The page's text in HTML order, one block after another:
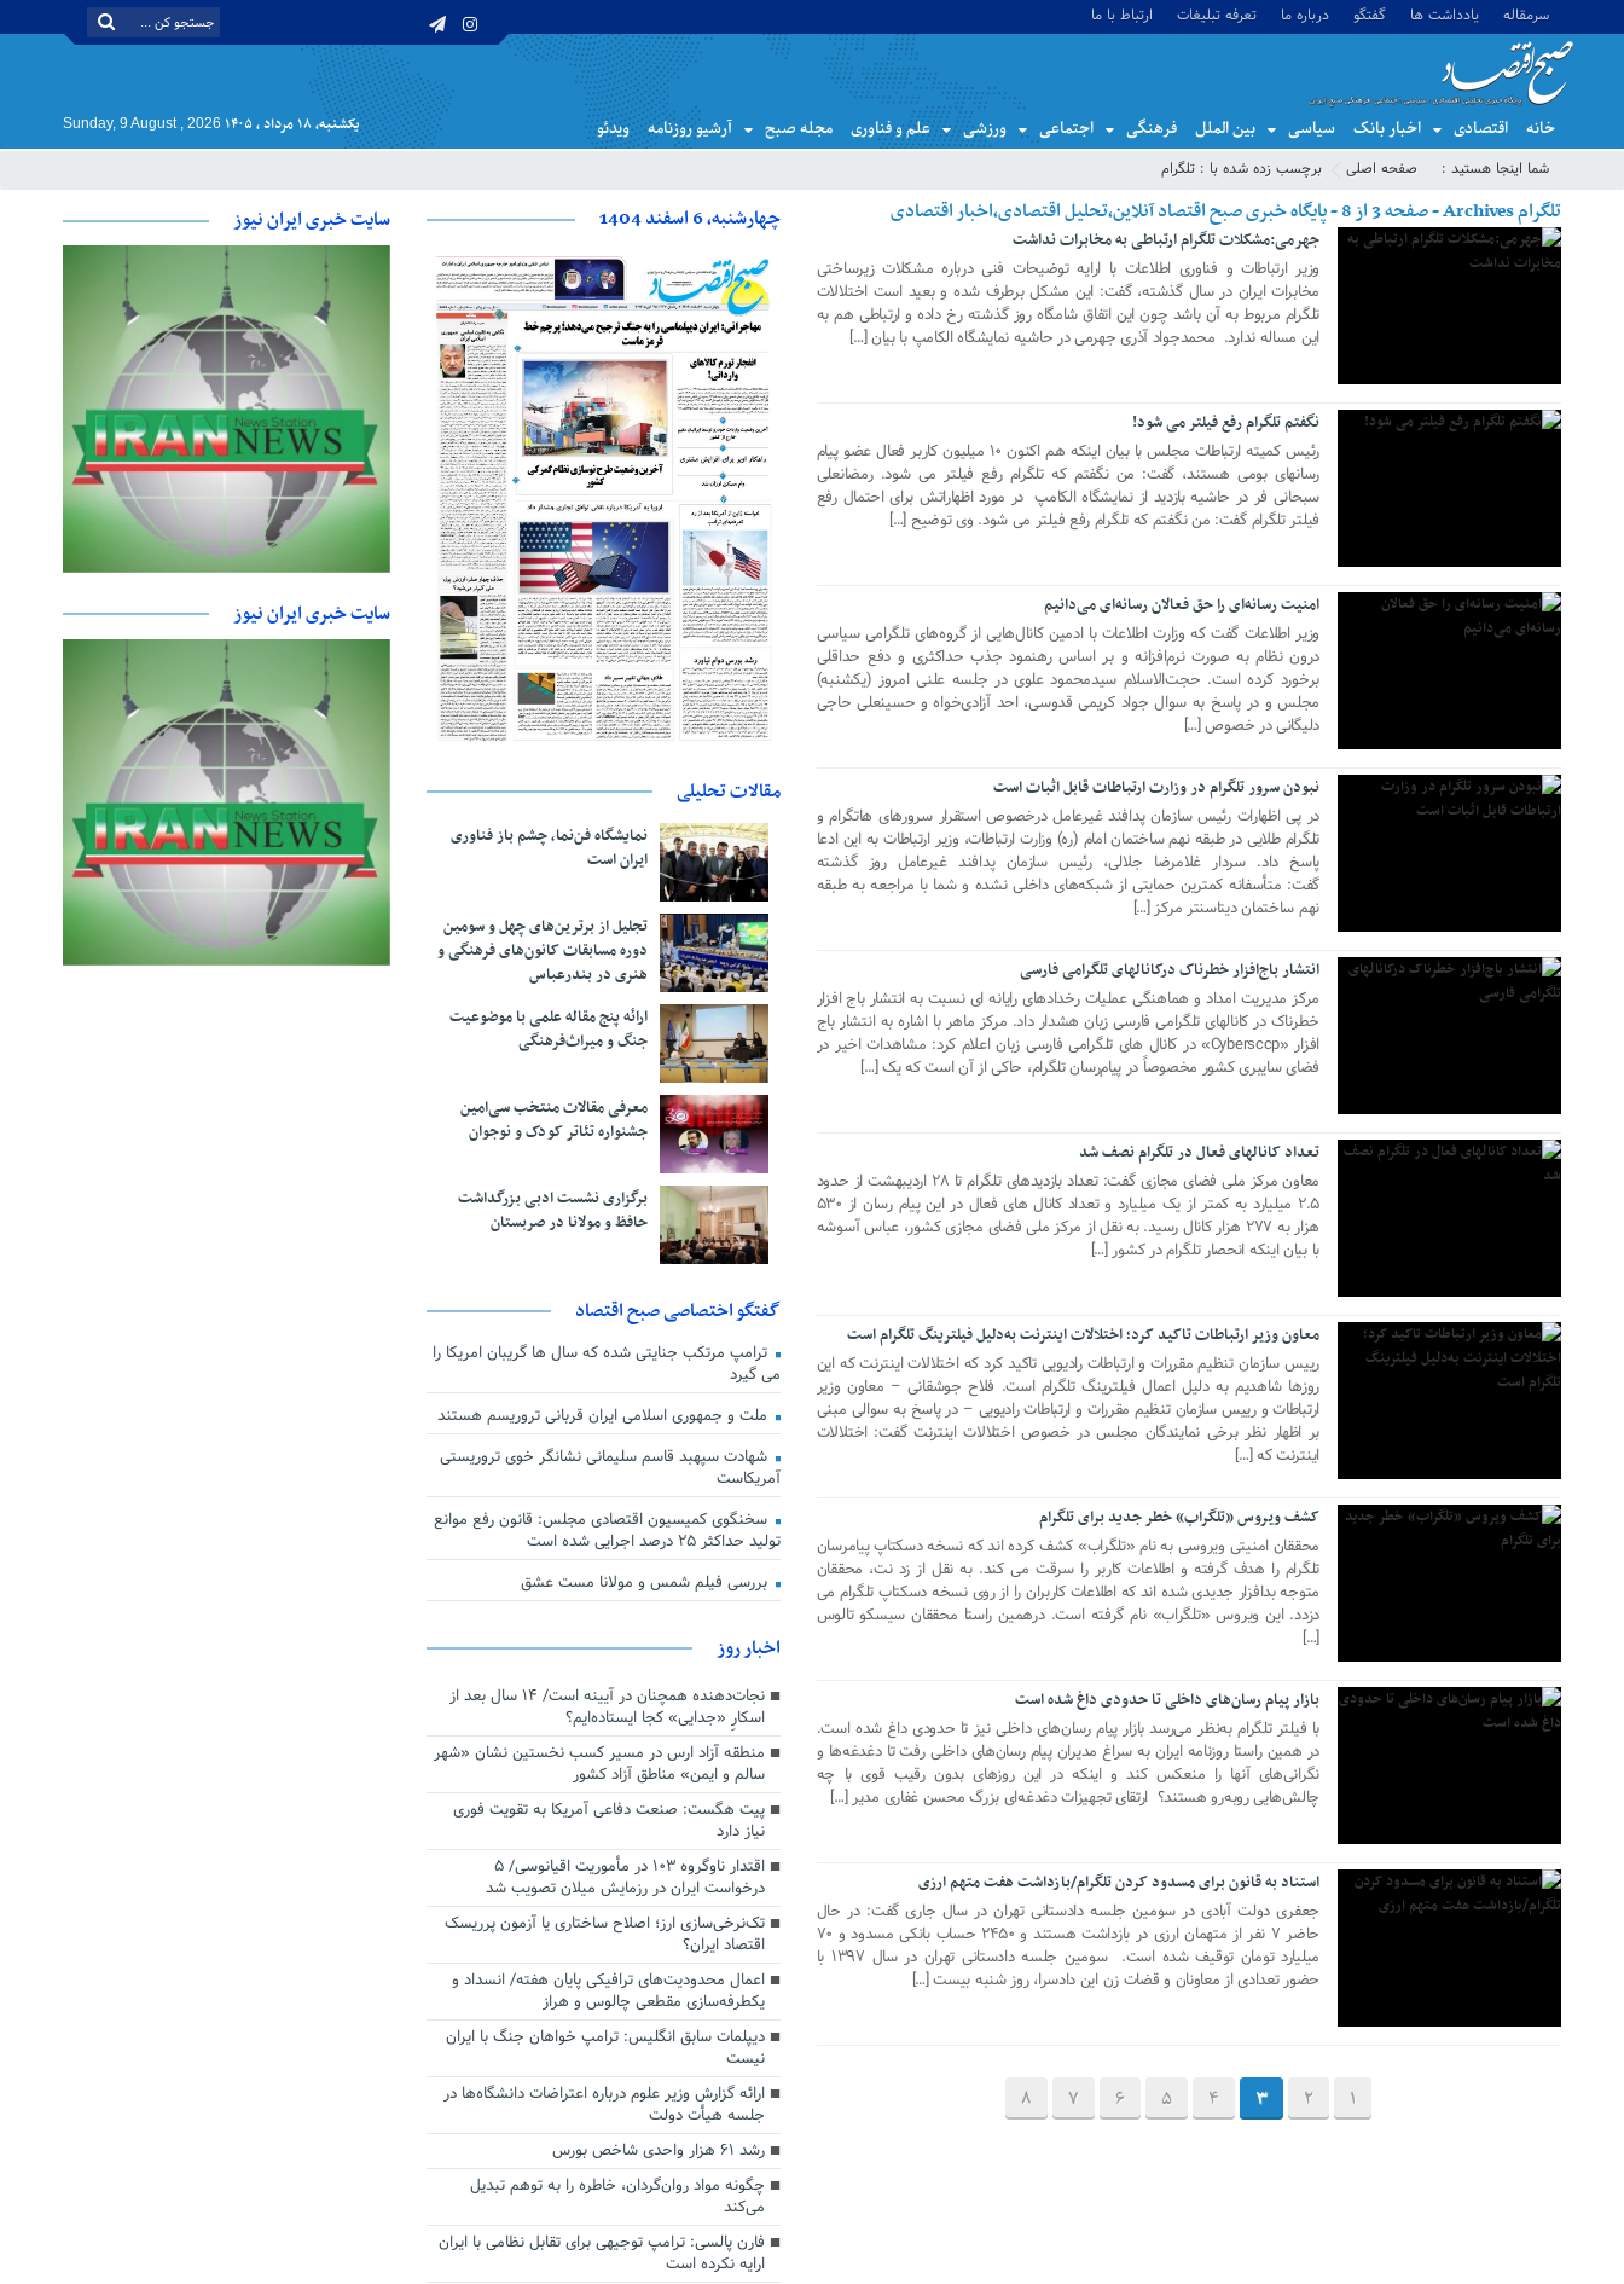
سرمقاله یادداشت ها گفتگو درباره ما تعرفه تبلیغات ارتباط با ما
خانه اقتصادی اخبار بانک سیاسی بین الملل فرهنگی اجتماعی ورزشی علم و فناوری مجله صبح آرشیو روزنامه ویدئو یکشنبه, ۱۸ مرداد , ۱۴۰۵ Sunday, 9 August , 2026
شما اینجا هستید : صفحه اصلی برچسب زده شده با : تلگرام
تلگرام Archives - صفحه 3 از 8 - پایگاه خبری صبح اقتصاد آنلاین،تحلیل اقتصادی،اخبار اقتصادی
31 جولای 2018
جهرمی:مشکلات تلگرام ارتباطی به مخابرات نداشت
وزیر ارتباطات و فناوری اطلاعات با ارایه توضیحات فنی درباره مشکلات زیرساختی
مخابرات ایران در سال گذشته، گفت: این مشکل برطرف شده و بعید است اختلالات
تلگرام مربوط به آن باشد چون این اتفاق شامگاه روز گذشته رخ داده و ارتباطی هم به
این مساله ندارد. محمدجواد آذری جهرمی در حاشیه نمایشگاه الکامپ با بیان […]
نگفتم تلگرام رفع فیلتر می شود!
رئیس کمیته ارتباطات مجلس با بیان اینکه هم اکنون ۱۰ میلیون کاربر فعال عضو پیام
رسانهای بومی هستند، گفت: من نگفتم که تلگرام رفع فیلتر می شود. رمضانعلی
سبحانی فر در حاشیه بازدید از نمایشگاه الکامپ در مورد اظهاراتش برای احتمال رفع
فیلتر تلگرام گفت: من نگفتم که تلگرام رفع فیلتر می شود. وی توضیح […]
امنیت رسانه‌ای را حق فعالان رسانه‌ای می‌دانیم
وزیر اطلاعات گفت که وزارت اطلاعات با ادمین کانال‌هایی از گروه‌های تلگرامی سیاسی
درون نظام به صورت نرم‌افزانه و بر اساس رهنمود جذب حداکثری و دفع حداقلی
برخورد کرده است. حجت‌الاسلام سیدمحمود علوی در جلسه علنی امروز (یکشنبه)
مجلس و در پاسخ به سوال جواد کریمی قدوسی، احد آزادی‌خواه و حسینعلی حاجی
دلیگانی در خصوص […]
نبودن سرور تلگرام در وزارت ارتباطات قابل اثبات است
در پی اظهارات رئیس سازمان پدافند غیرعامل درخصوص استقرار سرورهای هاتگرام و
تلگرام طلایی در طبقه نهم ساختمان امام (ره) وزارت ارتباطات، وزیر ارتباطات به این ادعا
پاسخ داد. سردار غلامرضا جلالی، رئیس سازمان پدافند غیرعامل روز گذشته
گفت: متأسفانه کمترین حمایتی از شبکه‌های داخلی نشده و شما با مراجعه به طبقه
نهم ساختمان دیتاسنتر مرکز […]
انتشار باج‌افزار خطرناک درکانالهای تلگرامی فارسی
مرکز مدیریت امداد و هماهنگی عملیات رخدادهای رایانه ای نسبت به انتشار باج افزار
خطرناک در کانالهای تلگرامی فارسی زبان هشدار داد. مرکز ماهر با اشاره به انتشار باج
افزار «Cybersccp» در کانال های تلگرامی فارسی زبان اعلام کرد: مشاهدات اخیر در
فضای سایبری کشور مخصوصاً در پیام‌رسان تلگرام، حاکی از آن است که یک […]
تعداد کانالهای فعال در تلگرام نصف شد
معاون مرکز ملی فضای مجازی گفت: تعداد بازدیدهای تلگرام تا ۲۸ اردیبهشت از حدود
۲.۵ میلیارد به کمتر از یک میلیارد و تعداد کانال های فعال در این پیام رسان از ۵۳۰
هزار به ۲۷۷ هزار کانال رسید. به نقل از مرکز ملی فضای مجازی کشور، عباس آسوشه
با بیان اینکه انحصار تلگرام در کشور […]
معاون وزیر ارتباطات تاکید کرد؛ اختلالات اینترنت به‌دلیل فیلترینگ تلگرام است
رییس سازمان تنظیم مقررات و ارتباطات رادیویی تاکید کرد که اختلالات اینترنت که این
روزها شاهدیم به دلیل اعمال فیلترینگ تلگرام است. فلاح جوشقانی – معاون وزیر
ارتباطات و رییس سازمان تنظیم مقررات و ارتباطات رادیویی – در پاسخ به سوالی مبنی
بر اظهار نظر برخی نمایندگان مجلس در خصوص اختلالات اینترنت گفت: اختلالات
اینترنت که […]
کشف ویروس «تلگراب» خطر جدید برای تلگرام
محققان امنیتی ویروسی به نام «تلگراب» کشف کرده اند که نسخه دسکتاپ پیامرسان
تلگرام را هدف گرفته و اطلاعات کاربر را سرقت می کند. به نقل از زد نت، محققان
متوجه بدافزار جدیدی شده اند که اطلاعات کاربران را از روی نسخه دسکتاپ تلگرام می
دزدد. این ویروس «تلگراب» نام گرفته است. درهمین راستا محققان سیسکو تالوس
[…]
بازار پیام رسان‌های داخلی تا حدودی داغ شده است
با فیلتر تلگرام به‌نظر می‌رسد بازار پیام رسان‌های داخلی نیز تا حدودی داغ شده است.
در همین راستا روزنامه ایران به‌ سراغ مدیران پیام رسان‌های داخلی رفت تا دغدغه‌ها و
نگرانی‌های آنها را منعکس کند و اینکه در این روزهای بدون رقیب قوی با چه
چالش‌هایی روبه‌رو هستند؟ ارتقای تجهیزات دغدغه‌ای بزرگ محسن غفاری مدیر […]
استناد به قانون برای مسدود کردن تلگرام/بازداشت هفت متهم ارزی
جعفری دولت آبادی در سومین جلسه دادستانی تهران در سال جاری گفت: در حال
حاضر ۷ نفر از متهمان ارزی در بازداشت هستند و ۲۴۵۰ حساب بانکی مسدود و ۷۰
میلیارد تومان توقیف شده است. سومین جلسه دادستانی تهران در سال ۱۳۹۷ با
حضور تعدادی از معاونان و قضات زن این دادسرا، روز شنبه بیست […]
1
2
3
4
5
6
7
8
چهارشنبه، 6 اسفند 1404
مقالات تحلیلی
نمایشگاه فن‌نما، چشم باز فناوری
ایران است
تجلیل از بر‌ترین‌های چهل و سومین
دوره مسابقات کانون‌های فرهنگی و
هنری در بندرعباس
ارائه پنج مقاله علمی با موضوعیت
جنگ و میراث‌فرهنگی
معرفی مقالات منتخب سی‌امین
جشنواره تئاتر کودک و نوجوان
برگزاری نشست ادبی بزرگداشت
حافظ و مولانا در صربستان
گفتگو اختصاصی صبح اقتصاد
ترامپ مرتکب جنایتی شده که سال ها گریبان امریکا را
می گیرد
ملت و جمهوری اسلامی ایران قربانی تروریسم هستند
شهادت سپهبد قاسم سلیمانی نشانگر خوی تروریستی
آمریکاست
سخنگوی کمیسیون اقتصادی مجلس: قانون رفع موانع
تولید حداکثر ۲۵ درصد اجرایی شده است
بررسی فیلم شمس و مولانا مست عشق
اخبار روز
نجات‌دهنده‌ همچنان در آیینه است/ ۱۴ سال بعد از
اسکارِ «جدایی» کجا ایستاده‌ایم؟
منطقه آزاد ارس در مسیر کسب نخستین نشان «شهر
سالم و ایمن» مناطق آزاد کشور
پیت هگست: صنعت دفاعی آمریکا به تقویت فوری
نیاز دارد
اقتدار ناوگروه ۱۰۳ در مأموریت‌ اقیانوسی/ ۵
درخواست ایران در رزمایش میلان تصویب شد
تک‌نرخی‌سازی ارز؛ اصلاح ساختاری یا آزمون پرریسک
اقتصاد ایران؟
اعمال محدودیت‌های ترافیکی پایان هفته/ انسداد و
یکطرفه‌سازی مقطعی چالوس و هراز
دیپلمات سابق انگلیس:‌ ترامپ خواهان جنگ با ایران
نیست
ارائه گزارش وزیر علوم درباره اعتراضات دانشگاه‌ها در
جلسه هیأت دولت
رشد ۶۱ هزار واحدی شاخص بورس
چگونه مواد روان‌گردان، خاطره را به توهم تبدیل
می‌کند
فارن پالسی: ترامپ توجیهی برای تقابل نظامی با ایران
ارایه نکرده است
سایت خبری ایران نیوز
سایت خبری ایران نیوز